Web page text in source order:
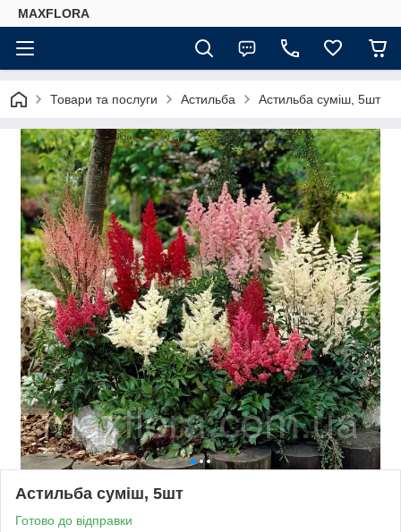
MAXFLORA
Товари та послуги Астильба Астильба суміш, 5шт
Астильба суміш, 5шт
Готово до відправки